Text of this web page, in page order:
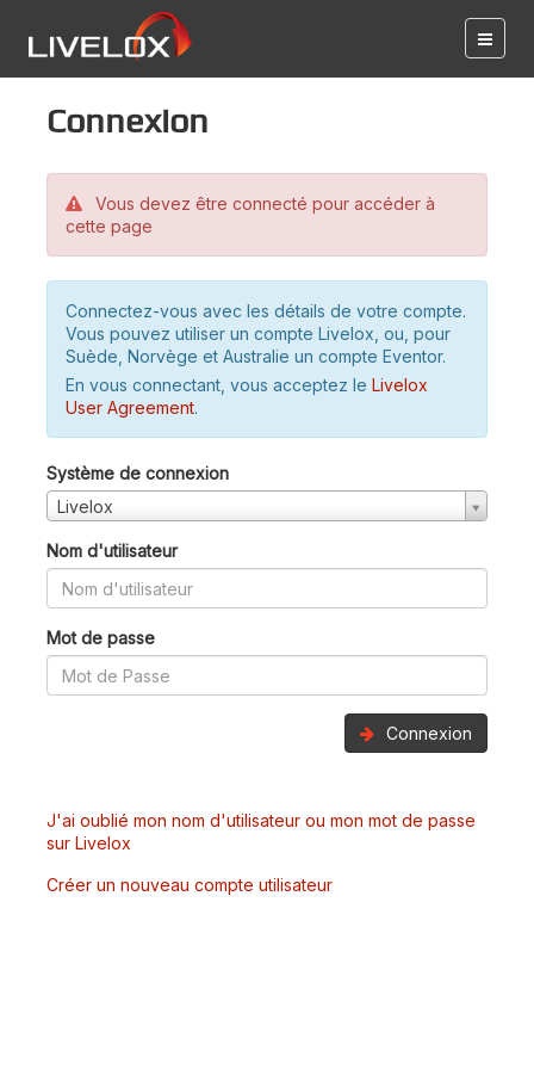
Connexion
Vous devez être connecté pour accéder à
cette page
Connectez-vous avec les détails de votre compte.
Vous pouvez utiliser un compte Livelox, ou, pour
Suède, Norvège et Australie un compte Eventor.
En vous connectant, vous acceptez le Livelox
User Agreement.
Système de connexion
Livelox
Nom d'utilisateur
Mot de passe
Connexion
J'ai oublié mon nom d'utilisateur ou mon mot de passe
sur Livelox
Créer un nouveau compte utilisateur